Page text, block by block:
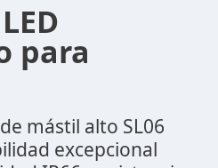
para
mástil alto SL06
excepcional